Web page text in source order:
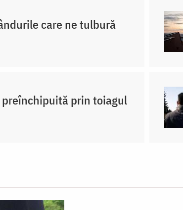
care ne tulbură
prin toiagul